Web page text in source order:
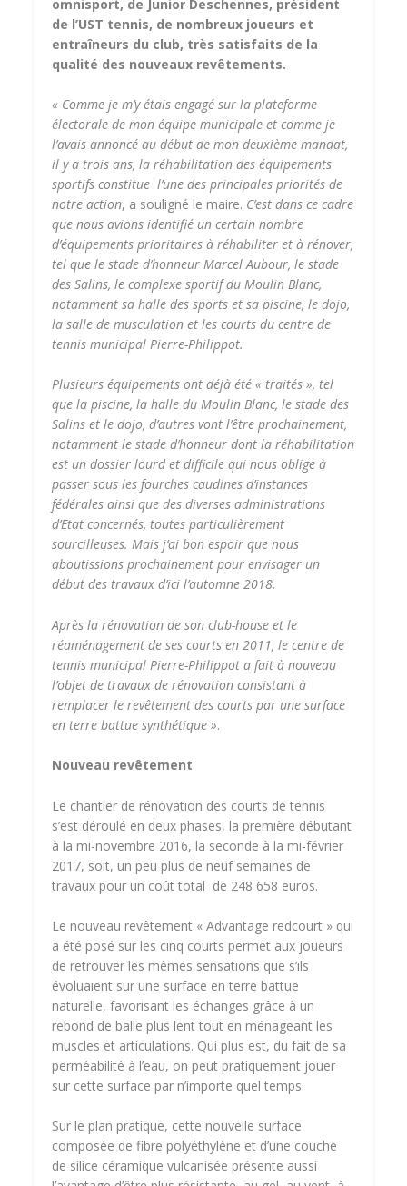
omnisport, de Junior Deschennes, président
de l’UST tennis, de nombreux joueurs et
entraîneurs du club, très satisfaits de la
qualité des nouveaux revêtements.
« Comme je m’y étais engagé sur la plateforme
électorale de mon équipe municipale et comme je
l’avais annoncé au début de mon deuxième mandat,
il y a trois ans, la réhabilitation des équipements
sportifs constitue l’une des principales priorités de
notre action, a souligné le maire. C’est dans ce cadre
que nous avions identifié un certain nombre
d’équipements prioritaires à réhabiliter et à rénover,
tel que le stade d’honneur Marcel Aubour, le stade
des Salins, le complexe sportif du Moulin Blanc,
notamment sa halle des sports et sa piscine, le dojo,
la salle de musculation et les courts du centre de
tennis municipal Pierre-Philippot.
Plusieurs équipements ont déjà été « traités », tel
que la piscine, la halle du Moulin Blanc, le stade des
Salins et le dojo, d’autres vont l’être prochainement,
notamment le stade d’honneur dont la réhabilitation
est un dossier lourd et difficile qui nous oblige à
passer sous les fourches caudines d’instances
fédérales ainsi que des diverses administrations
d’Etat concernés, toutes particulièrement
sourcilleuses. Mais j’ai bon espoir que nous
aboutissions prochainement pour envisager un
début des travaux d’ici l’automne 2018.
Après la rénovation de son club-house et le
réaménagement de ses courts en 2011, le centre de
tennis municipal Pierre-Philippot a fait à nouveau
l’objet de travaux de rénovation consistant à
remplacer le revêtement des courts par une surface
en terre battue synthétique ».
Nouveau revêtement
Le chantier de rénovation des courts de tennis
s’est déroulé en deux phases, la première débutant
à la mi-novembre 2016, la seconde à la mi-février
2017, soit, un peu plus de neuf semaines de
travaux pour un coût total de 248 658 euros.
Le nouveau revêtement « Advantage redcourt » qui
a été posé sur les cinq courts permet aux joueurs
de retrouver les mêmes sensations que s’ils
évoluaient sur une surface en terre battue
naturelle, favorisant les échanges grâce à un
rebond de balle plus lent tout en ménageant les
muscles et articulations. Qui plus est, du fait de sa
perméabilité à l’eau, on peut pratiquement jouer
sur cette surface par n’importe quel temps.
Sur le plan pratique, cette nouvelle surface
composée de fibre polyéthylène et d’une couche
de silice céramique vulcanisée présente aussi